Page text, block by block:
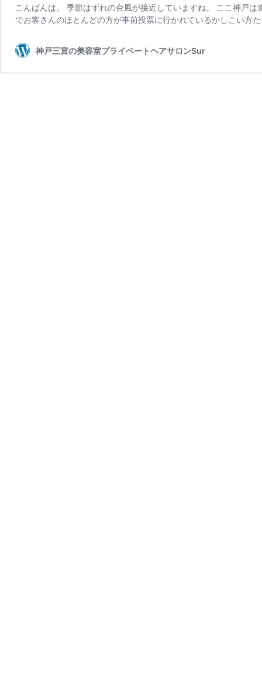
こんばんは。 季節はずれの台風が接近していますね。 ここ神戸
でお客さんのほとんどの方が事前投票に行かれているかしこい方
神戸三宮の美容室プライベートヘアサロンSur